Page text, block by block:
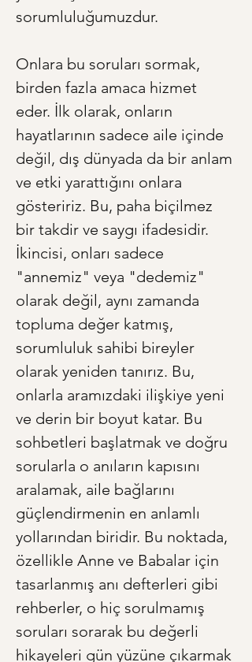
sorumluluğumuzdur.
Onlara bu soruları sormak,
birden fazla amaca hizmet
eder. İlk olarak, onların
hayatlarının sadece aile içinde
değil, dış dünyada da bir anlam
ve etki yarattığını onlara
gösteririz. Bu, paha biçilmez
bir takdir ve saygı ifadesidir.
İkincisi, onları sadece
"annemiz" veya "dedemiz"
olarak değil, aynı zamanda
topluma değer katmış,
sorumluluk sahibi bireyler
olarak yeniden tanırız. Bu,
onlarla aramızdaki ilişkiye yeni
ve derin bir boyut katar. Bu
sohbetleri başlatmak ve doğru
sorularla o anıların kapısını
aralamak, aile bağlarını
güçlendirmenin en anlamlı
yollarından biridir. Bu noktada,
özellikle Anne ve Babalar için
tasarlanmış anı defterleri gibi
rehberler, o hiç sorulmamış
soruları sorarak bu değerli
hikayeleri gün yüzüne çıkarmak